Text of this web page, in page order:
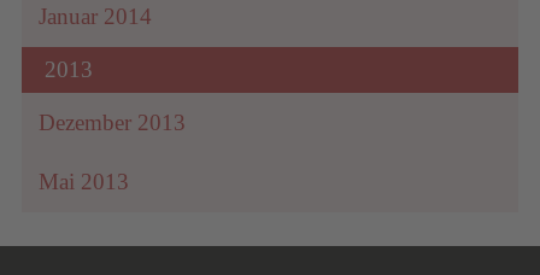
Januar 2014
2013
Dezember 2013
Mai 2013